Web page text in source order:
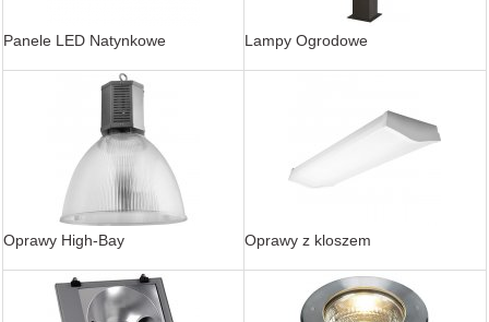
Panele LED Natynkowe Lampy Ogrodowe
Oprawy High-Bay Oprawy z kloszem